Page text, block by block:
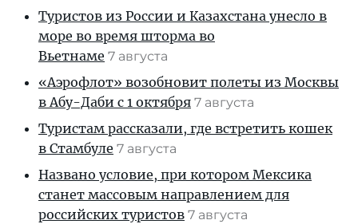
Туристов из России и Казахстана унесло в
море во время шторма во
Вьетнаме 7 августа
«Аэрофлот» возобновит полеты из Москвы
в Абу-Даби с 1 октября 7 августа
Туристам рассказали, где встретить кошек
в Стамбуле 7 августа
Названо условие, при котором Мексика
станет массовым направлением для
российских туристов 7 августа